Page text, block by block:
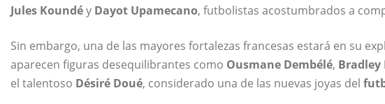
Jules Koundéy Dayot Upamecano, futbolistas acostumbrados a
Sin embargo, una de las mayores fortalezas francesas estará en su
aparecen figuras desequilibrantes como Ousmane Dembélé, Bradley
el talentoso Désiré Doué, considerado una de las nuevas joyas del